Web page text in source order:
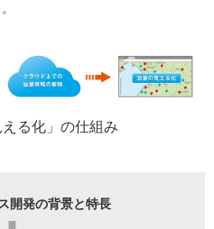
る化」の仕組み
開発の背景と特長